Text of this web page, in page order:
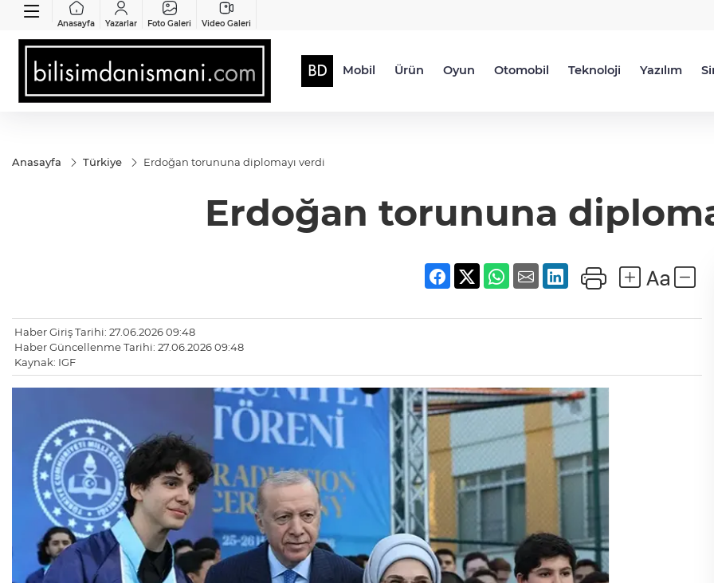
Anasayfa Yazarlar Foto Galeri Video Galeri
Mobil Ürün Oyun Otomobil Teknoloji Yazılım
Anasayfa Türkiye Erdoğan torununa diplomayı verdi
Erdoğan torununa
Haber Giriş Tarihi: 27.06.2026 09:48
Haber Güncellenme Tarihi: 27.06.2026 09:48
Kaynak: IGF